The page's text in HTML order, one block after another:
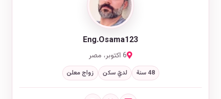
Eng.Osama123
6 اكتوبر، مصر
48 سنة لديّ سكن زواج معلن